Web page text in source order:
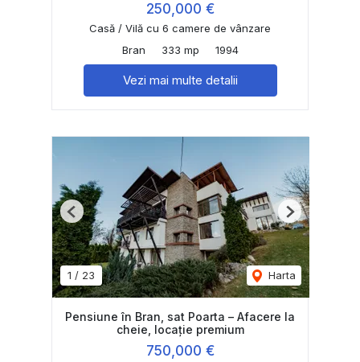
250,000 €
Casă / Vilă cu 6 camere de vânzare
Bran
333 mp 1994
Vezi mai multe detalii
1 / 23 Harta
Previous Next
Pensiune în Bran, sat Poarta – Afacere la
cheie, locație premium
750,000 €